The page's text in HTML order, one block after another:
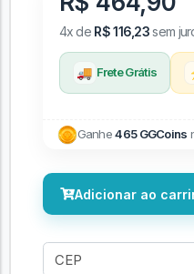
4x de R$ 116,23sem
🚚 Frete Grátis
Ganhe465 GGCoins
Adicionar ao